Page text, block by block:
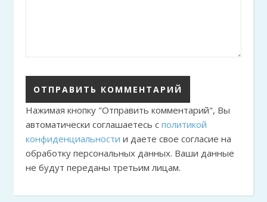
Нажимая кнопку "Отправить комментарий", Вы
автоматически соглашаетесь с политикой
конфиденциальности и даете свое согласие на
обработку персональных данных. Ваши данные
не будут переданы третьим лицам.